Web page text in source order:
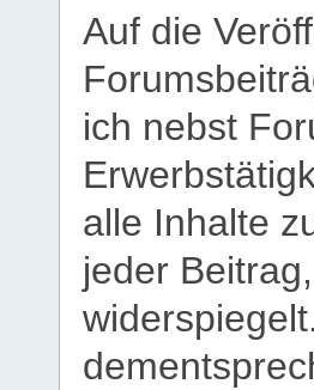
Auf die
ich nebst
alle Inhalte
jeder